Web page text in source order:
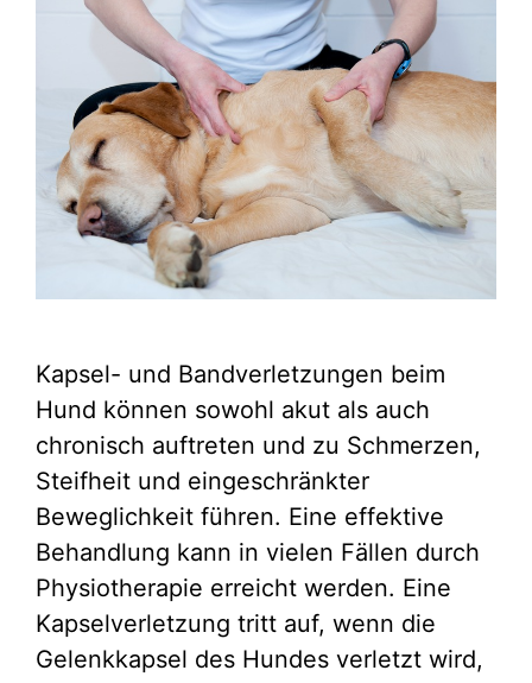
Kapsel- und Bandverletzungen beim
Hund können sowohl akut als auch
chronisch auftreten und zu Schmerzen,
Steifheit und eingeschränkter
Beweglichkeit führen. Eine effektive
Behandlung kann in vielen Fällen durch
Physiotherapie erreicht werden. Eine
Kapselverletzung tritt auf, wenn die
Gelenkkapsel des Hundes verletzt wird,